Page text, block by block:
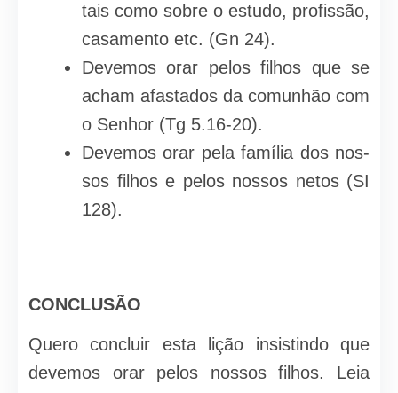
tais como sobre o estudo, profissão,
casamento etc. (Gn 24).
Devemos orar pelos filhos que se
acham afastados da comunhão com
o Senhor (Tg 5.16-20).
Devemos orar pela família dos nos­
sos filhos e pelos nossos netos (SI
128).
CONCLUSÃO
Quero concluir esta lição insistindo que
devemos orar pelos nossos filhos. Leia